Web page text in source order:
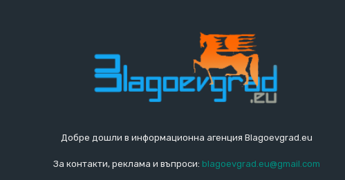
Добре дошли в информационна агенция Blagoevgrad.eu
За контакти, реклама и въпроси: blagoevgrad.eu@gmail.com